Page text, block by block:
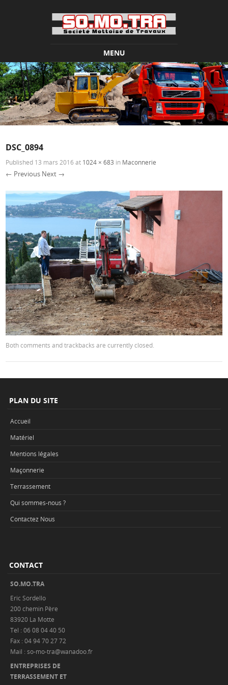
MENU
Skip to content
DSC_0894
Published 13 mars 2016 at 1024 × 683 in Maconnerie
← Previous Next →
Both comments and trackbacks are currently closed.
PLAN DU SITE
Accueil
Matériel
Mentions légales
Maçonnerie
Terrassement
Qui sommes-nous ?
Contactez Nous
CONTACT
SO.MO.TRA
Eric Sordello
200 chemin Père
83920 La Motte
Tel : 06 08 04 40 50
Fax : 04 94 70 27 72
Mail : so-mo-tra@wanadoo.fr
ENTREPRISES DE
TERRASSEMENT ET